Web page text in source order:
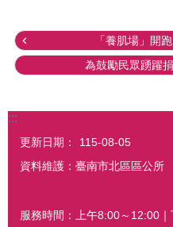
「養肌場」開
為鼓勵民眾踴躍
:::
更新日期：
115-08-05
資料維護：臺南市北區區公所
服務時間：上午8:00～12:00